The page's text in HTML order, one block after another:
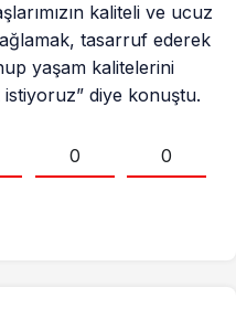
kaliteli ve ucuz
tasarruf ederek
yaşam kalitelerini
istiyoruz” diye konuştu.
0 0